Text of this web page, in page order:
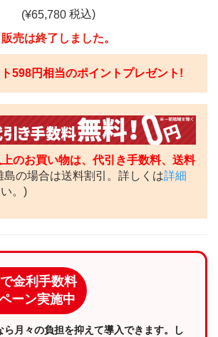
(¥65,780 税込)
販売は終了しました。
598円相当のポイントプレゼント!
のお買い物は、代引き手数料、送料
島の場合は送料割引。詳しくは詳細
。)
金利手数料
ーン実施中
ら月々の負担を抑えて導入できます。し